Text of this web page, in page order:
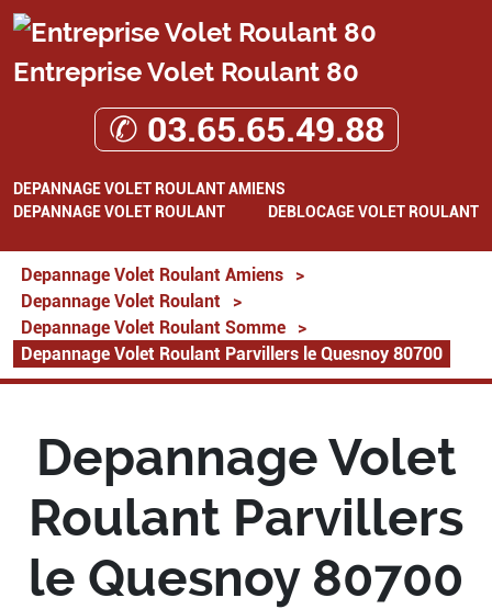
Entreprise Volet Roulant 80
✆ 03.65.65.49.88
DEPANNAGE VOLET ROULANT AMIENS
DEPANNAGE VOLET ROULANT
DEBLOCAGE VOLET ROULANT
Depannage Volet Roulant Amiens
>
Depannage Volet Roulant
>
Depannage Volet Roulant Somme
>
Depannage Volet Roulant Parvillers le Quesnoy 80700
Depannage Volet
Roulant Parvillers
le Quesnoy 80700